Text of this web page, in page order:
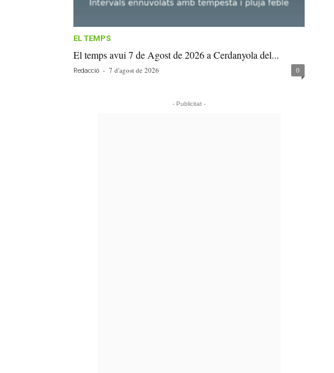
EL TEMPS
El temps avui 7 de Agost de 2026 a Cerdanyola del...
Redacció - 7 d'agost de 2026 0
- Publicitat -